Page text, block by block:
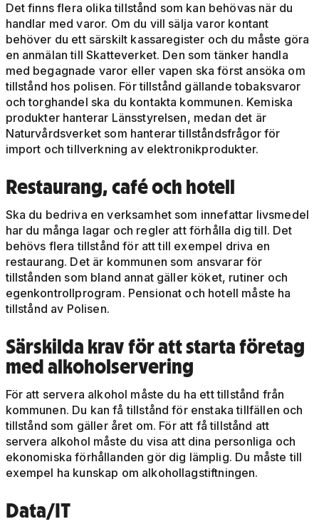
Det finns flera olika tillstånd som kan behövas när du
handlar med varor. Om du vill sälja varor kontant
behöver du ett särskilt kassaregister och du måste göra
en anmälan till Skatteverket. Den som tänker handla
med begagnade varor eller vapen ska först ansöka om
tillstånd hos polisen. För tillstånd gällande tobaksvaror
och torghandel ska du kontakta kommunen. Kemiska
produkter hanterar Länsstyrelsen, medan det är
Naturvårdsverket som hanterar tillståndsfrågor för
import och tillverkning av elektronikprodukter.
Restaurang, café och hotell
Ska du bedriva en verksamhet som innefattar livsmedel
har du många lagar och regler att förhålla dig till. Det
behövs flera tillstånd för att till exempel driva en
restaurang. Det är kommunen som ansvarar för
tillstånden som bland annat gäller köket, rutiner och
egenkontrollprogram. Pensionat och hotell måste ha
tillstånd av Polisen.
Särskilda krav för att starta företag
med alkoholservering
För att servera alkohol måste du ha ett tillstånd från
kommunen. Du kan få tillstånd för enstaka tillfällen och
tillstånd som gäller året om. För att få tillstånd att
servera alkohol måste du visa att dina personliga och
ekonomiska förhållanden gör dig lämplig. Du måste till
exempel ha kunskap om alkohollagstiftningen.
Data/IT